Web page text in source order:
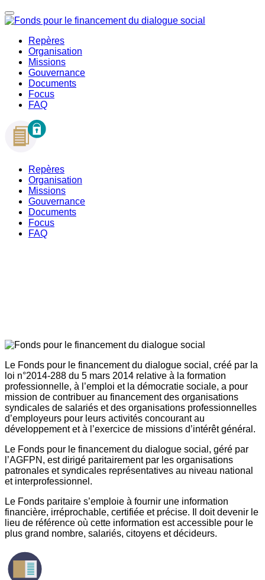
Repères
Organisation
Missions
Gouvernance
Documents
Focus
FAQ
Repères
Organisation
Missions
Gouvernance
Documents
Focus
FAQ
Le Fonds pour le financement du dialogue social, créé par la
loi n°2014-288 du 5 mars 2014 relative à la formation
professionnelle, à l’emploi et la démocratie sociale, a pour
mission de contribuer au financement des organisations
syndicales de salariés et des organisations professionnelles
d’employeurs pour leurs activités concourant au
développement et à l’exercice de missions d’intérêt général.
Le Fonds pour le financement du dialogue social, géré par
l’AGFPN, est dirigé paritairement par les organisations
patronales et syndicales représentatives au niveau national
et interprofessionnel.
Le Fonds paritaire s’emploie à fournir une information
financière, irréprochable, certifiée et précise. Il doit devenir le
lieu de référence où cette information est accessible pour le
plus grand nombre, salariés, citoyens et décideurs.